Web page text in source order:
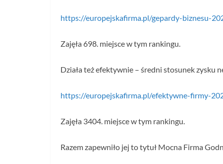
https://europejskafirma.pl/gepardy-biznesu-
Zajęła 698. miejsce w tym rankingu.
Działa też efektywnie – średni stosunek zysku
https://europejskafirma.pl/efektywne-firmy-
Zajęła 3404. miejsce w tym rankingu.
Razem zapewniło jej to tytuł Mocna Firma